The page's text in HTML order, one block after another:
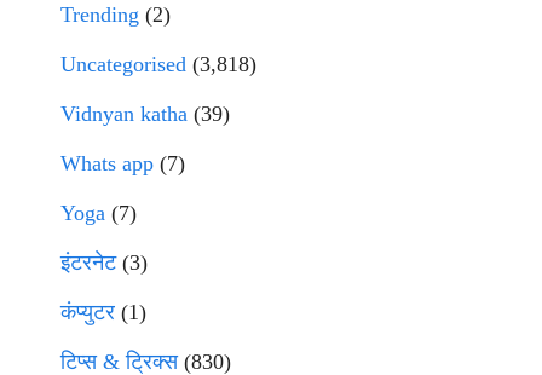
Trending (2)
Uncategorised (3,818)
Vidnyan katha (39)
Whats app (7)
Yoga (7)
इंटरनेट(3)
कंप्युटर (1)
टिप्स & ट्रिक्स(830)